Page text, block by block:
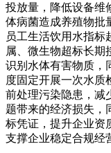
投放量，降低设备维
体病菌造成养殖物批
员工生活饮用水指标
属、微生物超标长期
识别水体有害物质，
度固定开展一次水质
前处理污染隐患，减
题带来的经济损失，
标凭证，提升企业资
支撑企业稳定合规经